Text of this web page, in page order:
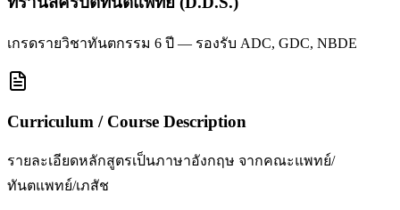
เกรดรายวิชาทันตกรรม 6 ปี — รองรับ ADC, GDC, NBDE
Curriculum / Course Description
รายละเอียดหลักสูตรเป็นภาษาอังกฤษ จากคณะแพทย์/
ทันตแพทย์/เภสัช